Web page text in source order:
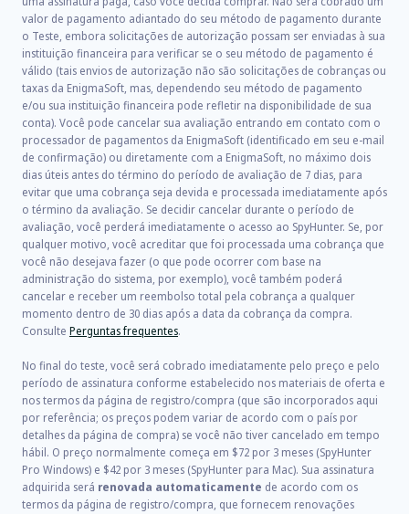
valor de pagamento adiantado do seu método de pagamento durante
o Teste, embora solicitações de autorização possam ser enviadas à sua
instituição financeira para verificar se o seu método de pagamento é
válido (tais envios de autorização não são solicitações de cobranças ou
taxas da EnigmaSoft, mas, dependendo seu método de pagamento
e/ou sua instituição financeira pode refletir na disponibilidade de sua
conta). Você pode cancelar sua avaliação entrando em contato com o
processador de pagamentos da EnigmaSoft (identificado em seu e-mail
de confirmação) ou diretamente com a EnigmaSoft, no máximo dois
dias úteis antes do término do período de avaliação de 7 dias, para
evitar que uma cobrança seja devida e processada imediatamente após
o término da avaliação. Se decidir cancelar durante o período de
avaliação, você perderá imediatamente o acesso ao SpyHunter. Se, por
qualquer motivo, você acreditar que foi processada uma cobrança que
você não desejava fazer (o que pode ocorrer com base na
administração do sistema, por exemplo), você também poderá
cancelar e receber um reembolso total pela cobrança a qualquer
momento dentro de 30 dias após a data da cobrança da compra.
Consulte Perguntas frequentes.
No final do teste, você será cobrado imediatamente pelo preço e pelo
período de assinatura conforme estabelecido nos materiais de oferta e
nos termos da página de registro/compra (que são incorporados aqui
por referência; os preços podem variar de acordo com o país por
detalhes da página de compra) se você não tiver cancelado em tempo
hábil. O preço normalmente começa em $72 por 3 meses (SpyHunter
Pro Windows) e $42 por 3 meses (SpyHunter para Mac). Sua assinatura
adquirida será renovada automaticamente de acordo com os
termos da página de registro/compra, que fornecem renovações